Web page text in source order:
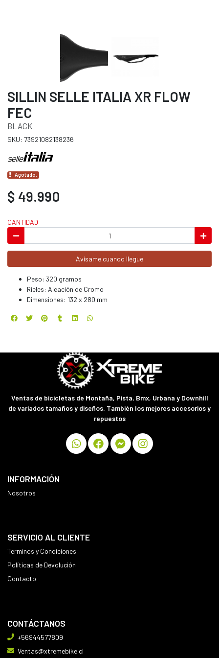
SILLIN SELLE ITALIA XR FLOW
FEC
BLACK
SKU: 73921082138236
Agotado.
$ 49.990
CANTIDAD
Avísame cuando llegue
Peso: 320 gramos
Rieles: Aleación de Cromo
Dimensiones: 132 x 280 mm
Ventas de bicicletas de Montaña, Pista, Bmx, Urbana y Downhill
de variados tamaños y diseños. También los mejores accesorios y
repuestos
INFORMACIÓN
Nosotros
SERVICIO AL CLIENTE
Terminos y Condiciones
Políticas de Devolución
Contacto
CONTÁCTANOS
+56944577809
Ventas@xtremebike.cl